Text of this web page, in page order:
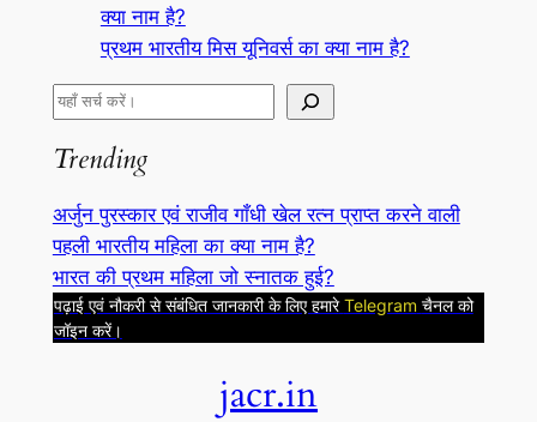
क्या नाम है?
प्रथम भारतीय मिस यूनिवर्स का क्या नाम है?
S
a
c
h
Trending
अर्जुन पुरस्कार एवं राजीव गाँधी खेल रत्न प्राप्त करने वाली
पहली भारतीय महिला का क्या नाम है?
भारत की प्रथम महिला जो स्नातक हुई?
पढ़ाई एवं नौकरी से संबंधित जानकारी के लिए हमारे Telegram चैनल को
जॉइन करें।
jacr.in